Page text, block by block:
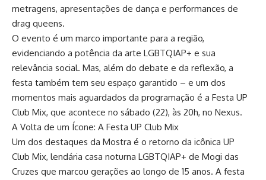
metragens, apresentações de dança e performances de
drag queens.
O evento é um marco importante para a região,
evidenciando a potência da arte LGBTQIAP+ e sua
relevância social. Mas, além do debate e da reflexão, a
festa também tem seu espaço garantido – e um dos
momentos mais aguardados da programação é a Festa UP
Club Mix, que acontece no sábado (22), às 20h, no Nexus.
A Volta de um Ícone: A Festa UP Club Mix
Um dos destaques da Mostra é o retorno da icônica UP
Club Mix, lendária casa noturna LGBTQIAP+ de Mogi das
Cruzes que marcou gerações ao longo de 15 anos. A festa